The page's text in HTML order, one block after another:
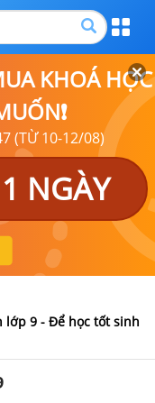
KHOÁ HỌC
(TỪ 10-12/08)
NGÀY
lớp 9 - Để học tốt sinh